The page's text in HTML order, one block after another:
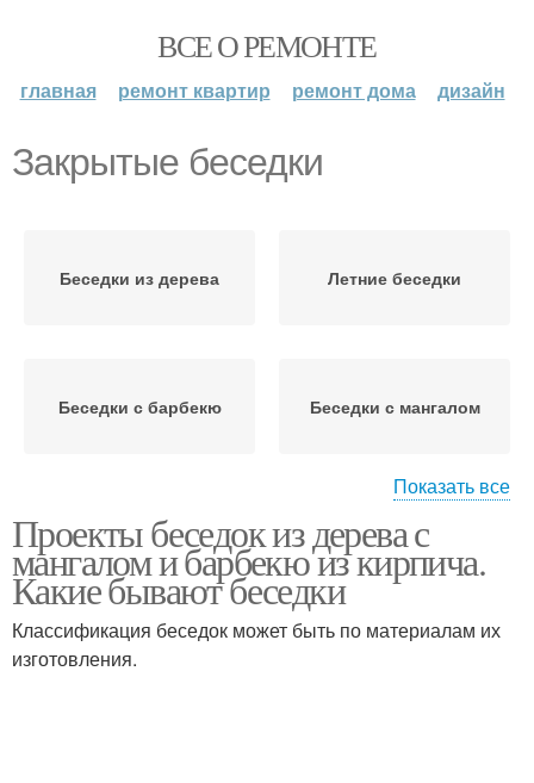
ВСЕ О РЕМОНТЕ
главная ремонт квартир ремонт дома дизайн
Закрытые беседки
Беседки из дерева Летние беседки
Беседки с барбекю Беседки с мангалом
Беседка с мангалом Беседки для дачи
Показать все
Проекты беседок из дерева с
мангалом и барбекю из кирпича.
Какие бывают беседки
Классификация беседок может быть по материалам их
изготовления.